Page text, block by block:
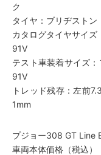
ク
タイヤ：ブリヂストン
カタログタイヤサイ
91V
テスト車装着サイズ
91V
トレッド残存：左前
1mm
プジョー308 GT Line
車両本体価格（税込